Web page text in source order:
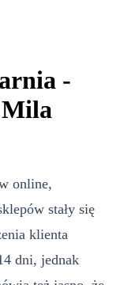
-
Mila
online,
stały się
klienta
dni, jednak